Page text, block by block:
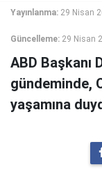
Yayınlanma: 29 Nisan
Güncelleme: 29 Nisan
ABD Başkanı
gündeminde,
yaşamına